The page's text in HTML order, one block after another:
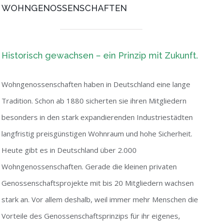
WOHNGENOSSENSCHAFTEN
Historisch gewachsen – ein Prinzip mit Zukunft.
Wohngenossenschaften haben in Deutschland eine lange
Tradition. Schon ab 1880 sicherten sie ihren Mitgliedern
besonders in den stark expandierenden Industriestädten
langfristig preisgünstigen Wohnraum und hohe Sicherheit.
Heute gibt es in Deutschland über 2.000
Wohngenossenschaften. Gerade die kleinen privaten
Genossenschaftsprojekte mit bis 20 Mitgliedern wachsen
stark an. Vor allem deshalb, weil immer mehr Menschen die
Vorteile des Genossenschaftsprinzips für ihr eigenes,